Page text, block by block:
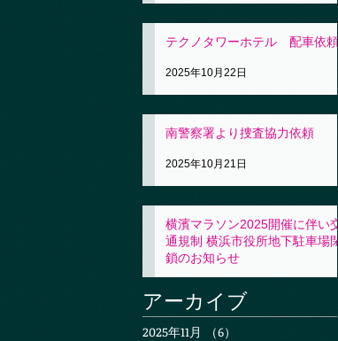
テクノタワーホテル 配車依頼
2025年10月22日
南警察署より捜査協力依頼
2025年10月21日
横濱マラソン2025開催に伴い交
通規制 横浜市役所地下駐車場閉
鎖のお知らせ
アーカイブ
2025年11月 （6）